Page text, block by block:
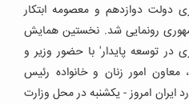
دولت دوازدهم و معصومه ابتکار
رونمایی شد. نخستین همایش
در توسعه پایدار' با حضور وزیر و
معاون امور زنان و خانواده رئیس
ایران امروز - یکشنبه در محل وزارت